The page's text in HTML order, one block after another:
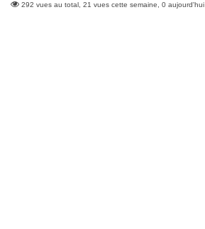
292 vues au total, 21 vues cette semaine, 0 aujourd'hui